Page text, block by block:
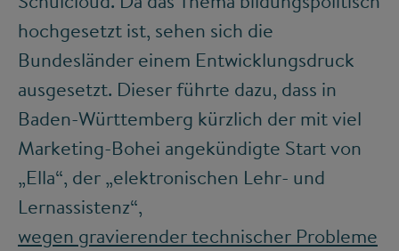
hochgesetzt ist, sehen sich die
Bundesländer einem Entwicklungsdruck
ausgesetzt. Dieser führte dazu, dass in
Baden-Württemberg kürzlich der mit viel
Marketing-Bohei angekündigte Start von
„Ella“, der „elektronischen Lehr- und
Lernassistenz“,
wegen gravierender technischer Probleme